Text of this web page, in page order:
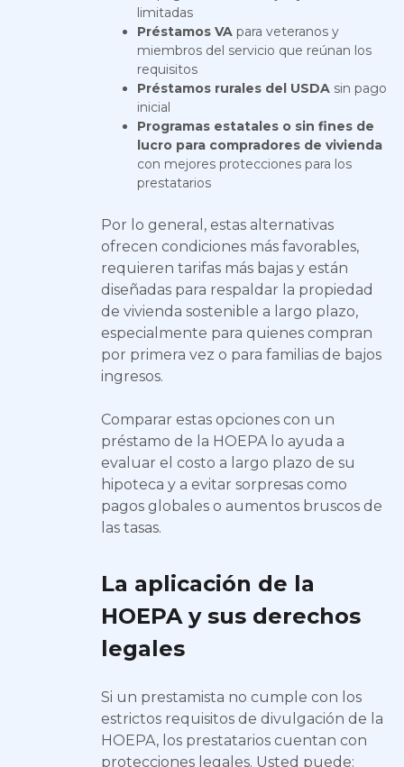
limitadas
Préstamos VA para veteranos y
miembros del servicio que reúnan los
requisitos
Préstamos rurales del USDA sin pago
inicial
Programas estatales o sin fines de
lucro para compradores de vivienda
con mejores protecciones para los
prestatarios
Por lo general, estas alternativas
ofrecen condiciones más favorables,
requieren tarifas más bajas y están
diseñadas para respaldar la propiedad
de vivienda sostenible a largo plazo,
especialmente para quienes compran
por primera vez o para familias de bajos
ingresos.
Comparar estas opciones con un
préstamo de la HOEPA lo ayuda a
evaluar el costo a largo plazo de su
hipoteca y a evitar sorpresas como
pagos globales o aumentos bruscos de
las tasas.
La aplicación de la
HOEPA y sus derechos
legales
Si un prestamista no cumple con los
estrictos requisitos de divulgación de la
HOEPA, los prestatarios cuentan con
protecciones legales. Usted puede: